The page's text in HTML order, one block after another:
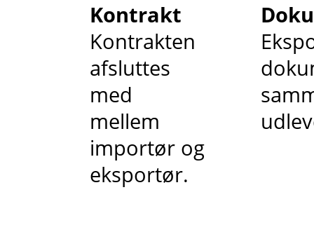
Kontrakt
Kontrakten
afsluttes
med
mellem
importør og
eksportør.